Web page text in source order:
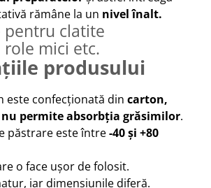
rămâne la un nivel înalt.
pentru clatite
mici etc.
produsului
este confecționată din carton,
permite absorbția grăsimilor.
păstrare este între-40 și +80
o face ușor de folosit.
iar dimensiunile diferă.